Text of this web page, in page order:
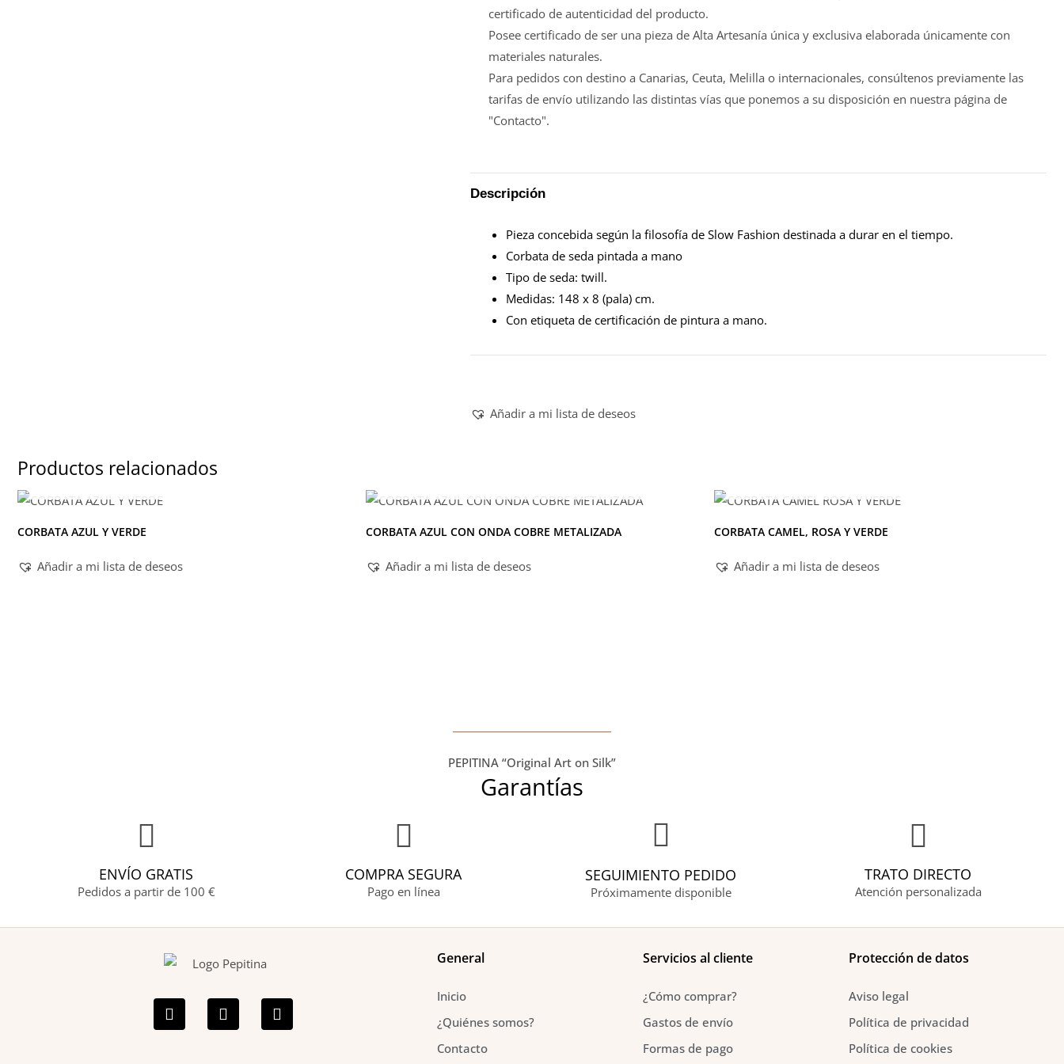
certificado de autenticidad del producto.
Posee certificado de ser una pieza de Alta Artesanía única y exclusiva elaborada únicamente con
materiales naturales.
Para pedidos con destino a Canarias, Ceuta, Melilla o internacionales, consúltenos previamente las
tarifas de envío utilizando las distintas vías que ponemos a su disposición en nuestra página de
"Contacto".
Descripción
Pieza concebida según la filosofía de Slow Fashion destinada a durar en el tiempo.
Corbata de seda pintada a mano
Tipo de seda: twill.
Medidas: 148 x 8 (pala) cm.
Con etiqueta de certificación de pintura a mano.
Añadir a mi lista de deseos
Productos relacionados
CORBATA AZUL Y VERDE
Añadir a mi lista de deseos
CORBATA AZUL CON ONDA COBRE METALIZADA
Añadir a mi lista de deseos
CORBATA CAMEL, ROSA Y VERDE
Añadir a mi lista de deseos
PEPITINA “Original Art on Silk”
Garantías
ENVÍO GRATIS
Pedidos a partir de 100 €
COMPRA SEGURA
Pago en línea
SEGUIMIENTO PEDIDO
Próximamente disponible
TRATO DIRECTO
Atención personalizada
a
c
e
n
s
t
i
n
t
General
Inicio
¿Quiénes somos?
Contacto
Servicios al cliente
¿Cómo comprar?
Gastos de envío
Formas de pago
Protección de datos
Aviso legal
Política de privacidad
Política de cookies